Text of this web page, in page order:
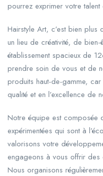
pourrez exprimer votre
Hairstyle Art, c’est bien plus
un lieu de créativité, de
établissement spacieux de
prendre soin de vous et de
produits haut-de-gamme,
qualité et en l’excellence de
Notre équipe est composée
expérimentées qui sont à
valorisons votre
engageons à vous offrir des
Nous organisons